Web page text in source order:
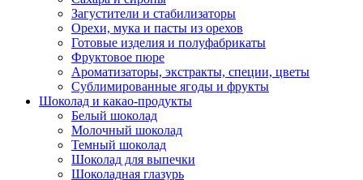
Загустители и стабилизаторы
Орехи, мука и пасты из орехов
Готовые изделия и полуфабрикаты
Фруктовое пюре
Ароматизаторы, экстракты, специи, цветы
Сублимированные ягоды и фрукты
Шоколад и какао-продукты
Белый шоколад
Молочный шоколад
Темный шоколад
Шоколад для выпечки
Шоколадная глазурь